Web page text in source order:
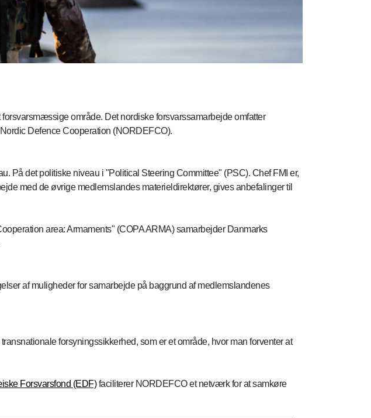
område. Det nordiske forsvarssamarbejde omfatter
Defence Cooperation (NORDEFCO).
På det politiske niveau i "Political Steering Committee" (PSC). Chef FMI er,
med de øvrige medlemslandes materieldirektører, gives anbefalinger til
area: Armaments" (COPA ARMA) samarbejder Danmarks
af muligheder for samarbejde på baggrund af medlemslandenes
forsyningssikkerhed, som er et område, hvor man forventer at
Forsvarsfond (EDF)faciliterer NORDEFCO et netværk for at samkøre